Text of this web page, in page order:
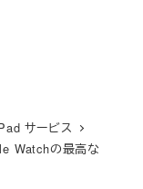
サービス
Watchの最高な